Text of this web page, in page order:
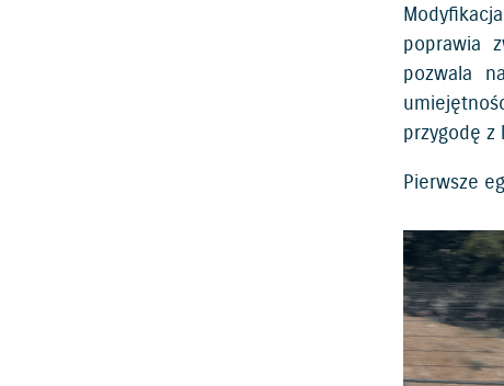
poprawia
pozwala
przygodę
Pierwsze